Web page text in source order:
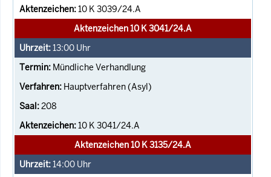
10 K 3039/24.A
Aktenzeichen 10 K 3041/24.A
13:00 Uhr
Mündliche Verhandlung
Hauptverfahren (Asyl)
208
10 K 3041/24.A
Aktenzeichen 10 K 3135/24.A
14:00 Uhr